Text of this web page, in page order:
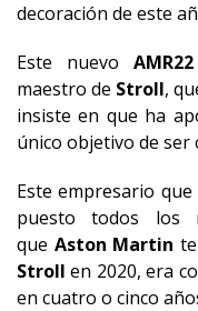
decoración de este
Este nuevoAMR22
maestro de Stroll,
insiste en que ha
único objetivo de ser
Este empresario
puesto todos los
que Aston Martin
Stroll en 2020, era
en cuatro o cinco